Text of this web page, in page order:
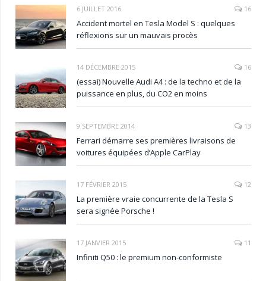
6 JUILLET 2016 16
Accident mortel en Tesla Model S : quelques
réflexions sur un mauvais procès
14 DÉCEMBRE 2015 16
(essai) Nouvelle Audi A4 : de la techno et de la
puissance en plus, du CO2 en moins
9 SEPTEMBRE 2014 13
Ferrari démarre ses premières livraisons de
voitures équipées d’Apple CarPlay
17 FÉVRIER 2015 12
La première vraie concurrente de la Tesla S
sera signée Porsche !
17 JANVIER 2015 11
Infiniti Q50 : le premium non-conformiste